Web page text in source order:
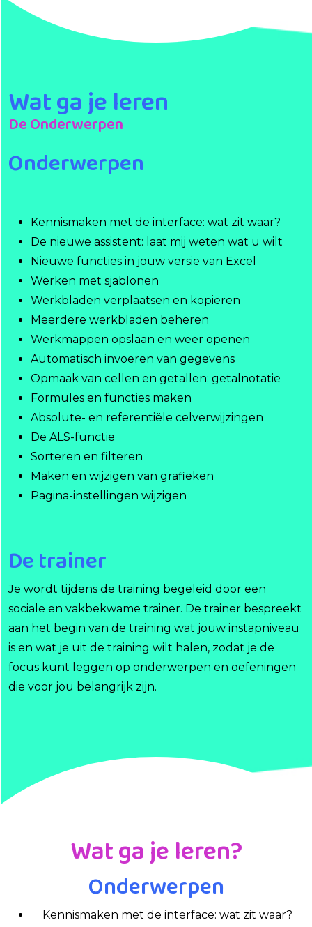
Wat ga je leren
De Onderwerpen
Onderwerpen
Kennismaken met de interface: wat zit waar?
De nieuwe assistent: laat mij weten wat u wilt
Nieuwe functies in jouw versie van Excel
Werken met sjablonen
Werkbladen verplaatsen en kopiëren
Meerdere werkbladen beheren
Werkmappen opslaan en weer openen
Automatisch invoeren van gegevens
Opmaak van cellen en getallen; getalnotatie
Formules en functies maken
Absolute- en referentiële celverwijzingen
De ALS-functie
Sorteren en filteren
Maken en wijzigen van grafieken
Pagina-instellingen wijzigen
De trainer
Je wordt tijdens de training begeleid door een
sociale en vakbekwame trainer. De trainer bespreekt
aan het begin van de training wat jouw instapniveau
is en wat je uit de training wilt halen, zodat je de
focus kunt leggen op onderwerpen en oefeningen
die voor jou belangrijk zijn.
Wat ga je leren?
Onderwerpen
Kennismaken met de interface: wat zit waar?